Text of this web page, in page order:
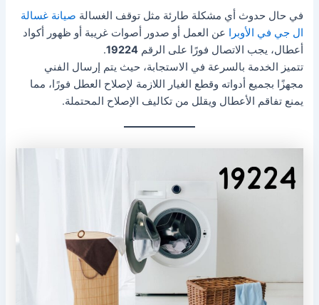
في حال حدوث أي مشكلة طارئة مثل توقف الغسالة صيانة غسالة
ال جي في الأوبرا عن العمل أو صدور أصوات غريبة أو ظهور أكواد
أعطال، يجب الاتصال فورًا على الرقم19224
.
تتميز الخدمة بالسرعة في الاستجابة، حيث يتم إرسال الفني
مجهزًا بجميع أدواته وقطع الغيار اللازمة لإصلاح العطل فورًا، مما
يمنع تفاقم الأعطال ويقلل من تكاليف الإصلاح المحتملة.